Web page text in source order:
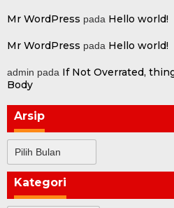
Mr WordPress pada Hello world!
Mr WordPress pada Hello world!
admin pada If Not Overrated,
Body
Arsip
Kategori